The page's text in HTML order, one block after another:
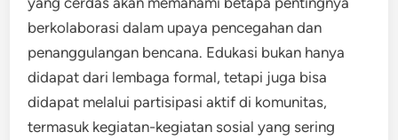
berkolaborasi dalam upaya pencegahan dan
penanggulangan bencana. Edukasi bukan hanya
didapat dari lembaga formal, tetapi juga bisa
didapat melalui partisipasi aktif di komunitas,
termasuk kegiatan-kegiatan sosial yang sering